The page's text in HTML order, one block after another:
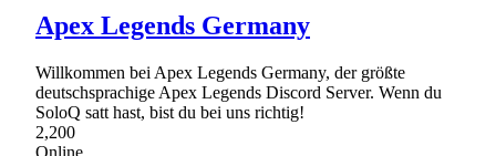
Apex Legends Germany
Willkommen bei Apex Legends Germany, der größte
deutschsprachige Apex Legends Discord Server. Wenn du
SoloQ satt hast, bist du bei uns richtig!
2,200
Online